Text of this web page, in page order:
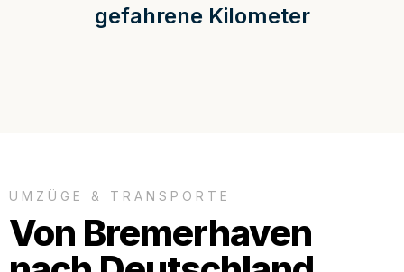
gefahrene Kilometer
UMZÜGE & TRANSPORTE
Von Bremerhaven